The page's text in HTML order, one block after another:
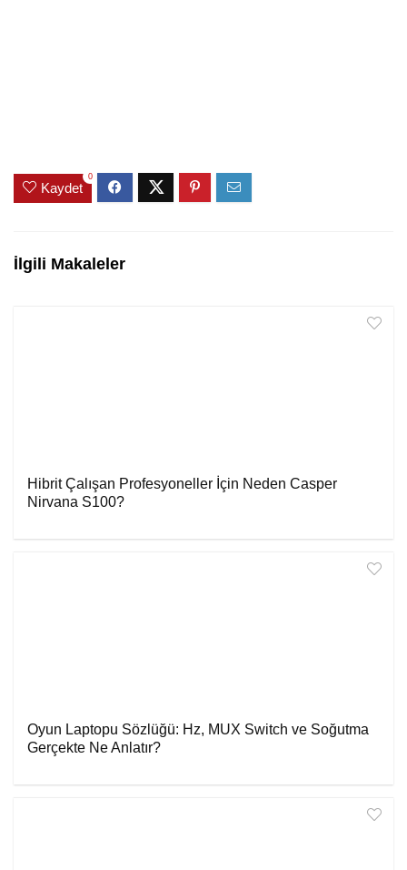
Kaydet
0
İlgili Makaleler
Hibrit Çalışan Profesyoneller İçin Neden Casper
Nirvana S100?
Oyun Laptopu Sözlüğü: Hz, MUX Switch ve Soğutma
Gerçekte Ne Anlatır?